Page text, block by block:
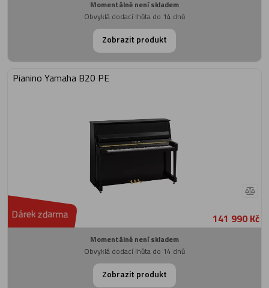
Momentálně není skladem
Obvyklá dodací lhůta do 14 dnů
Zobrazit produkt
Pianino Yamaha B20 PE
Dárek zdarma 141 990 Kč
Momentálně není skladem
Obvyklá dodací lhůta do 14 dnů
Zobrazit produkt